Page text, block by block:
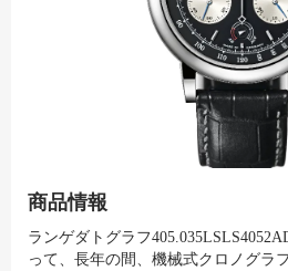
商品情報
ランゲダトグラフ
って、長年の間、機械式クロノグラ